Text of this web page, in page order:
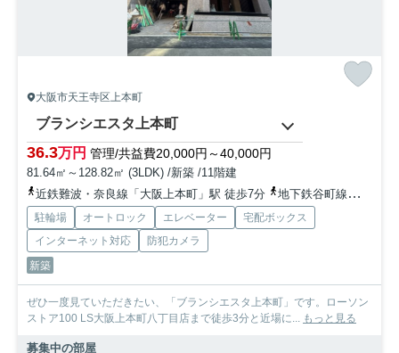
大阪市天王寺区上本町
ブランシエスタ上本町
36.3万円 管理/共益費20,000円～40,000円
81.64㎡～128.82㎡ (3LDK) /新築 /11階建
近鉄難波・奈良線「大阪上本町」駅 徒歩7分
地下鉄谷町線「谷町九丁目」駅 徒歩9分
駐輪場 オートロック エレベーター
宅配ボックス
インターネット対応
防犯カメラ
新築
ぜひ一度見ていただきたい、「ブランシエスタ上本町」です。ローソン
ストア100 LS大阪上本町八丁目店まで徒歩3分と近場に... もっと見る
募集中の部屋